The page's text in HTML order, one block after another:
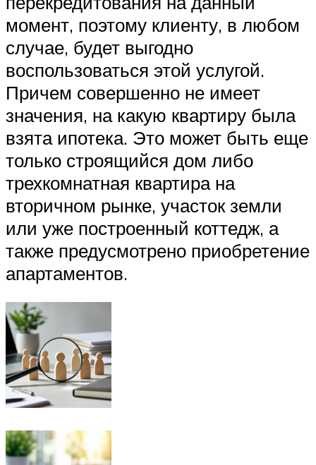
момент, поэтому клиенту, в любом
случае, будет выгодно
воспользоваться этой услугой.
Причем совершенно не имеет
значения, на какую квартиру была
взята ипотека. Это может быть еще
только строящийся дом либо
трехкомнатная квартира на
вторичном рынке, участок земли
или уже построенный коттедж, а
также предусмотрено приобретение
апартаментов.